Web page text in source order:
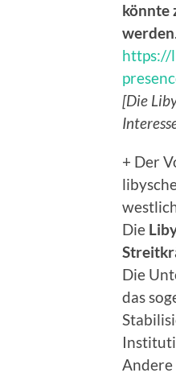
könnte
werden.
https://
[Die
+ Der
Die
Die
das
Andere